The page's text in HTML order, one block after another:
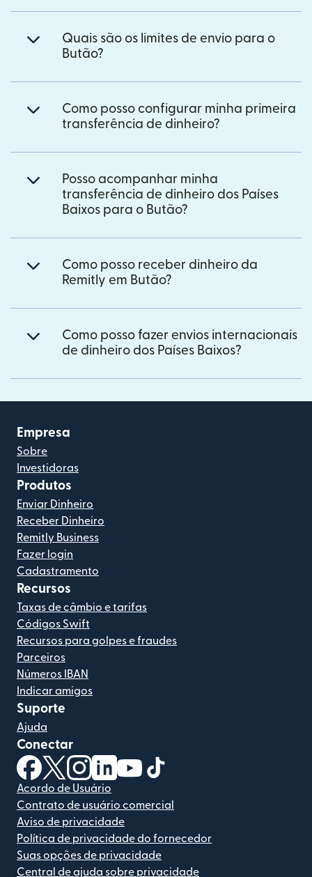
Quais são os limites de envio para o
Butão?
Como posso configurar minha primeira
transferência de dinheiro?
Posso acompanhar minha
transferência de dinheiro dos Países
Baixos para o Butão?
Como posso receber dinheiro da
Remitly em Butão?
Como posso fazer envios internacionais
de dinheiro dos Países Baixos?
Empresa
Sobre
Investidoras
Produtos
Enviar Dinheiro
Receber Dinheiro
Remitly Business
Fazer login
Cadastramento
Recursos
Taxas de câmbio e tarifas
Códigos Swift
Recursos para golpes e fraudes
Parceiros
Números IBAN
Indicar amigos
Suporte
Ajuda
Conectar
(abre em uma nova janela)
(abre em uma nova janela)
(abre em uma nova janela)
(abre em uma nova janela)
(abre em uma nova janela)
Acordo de Usuário
Contrato de usuário comercial
Aviso de privacidade
Política de privacidade do fornecedor
Suas opções de privacidade
Central de ajuda sobre privacidade